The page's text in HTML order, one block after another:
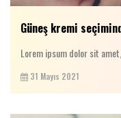
Güneş kremi
Lorem ipsum dolor sit
31 Mayıs 2021